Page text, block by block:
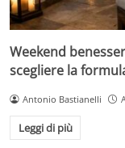
Weekend
scegliere la
Antonio Bastianelli
Leggi di più